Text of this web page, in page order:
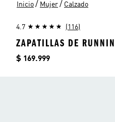
Inicio / Mujer / Calzado
4.7 (116)
ZAPATILLAS DE
Precio
$ 169.999